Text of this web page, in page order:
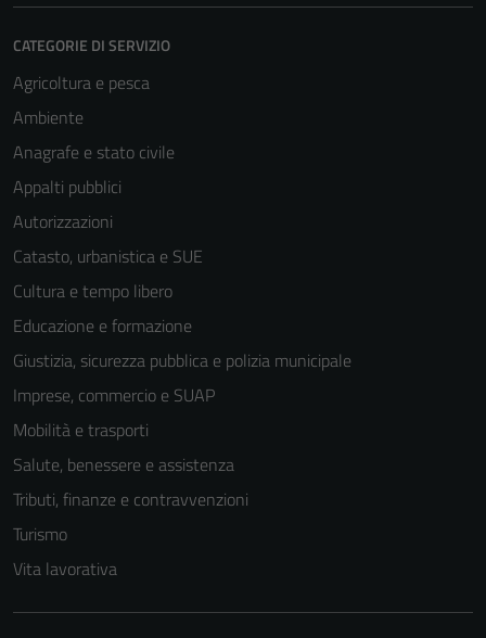
CATEGORIE DI SERVIZIO
Agricoltura e pesca
Ambiente
Anagrafe e stato civile
Appalti pubblici
Autorizzazioni
Catasto, urbanistica e SUE
Cultura e tempo libero
Educazione e formazione
Giustizia, sicurezza pubblica e polizia municipale
Imprese, commercio e SUAP
Mobilità e trasporti
Salute, benessere e assistenza
Tributi, finanze e contravvenzioni
Turismo
Vita lavorativa